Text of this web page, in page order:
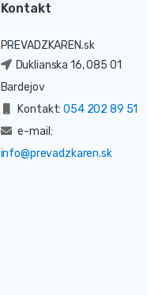
Kontakt
PREVADZKAREN.sk
Duklianska 16, 085 01
Bardejov
Kontakt:054 202 89 51
e-mail:
info@prevadzkaren.sk